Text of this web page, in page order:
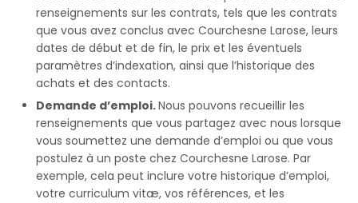
renseignements sur les contrats, tels que les contrats
que vous avez conclus avec Courchesne Larose, leurs
dates de début et de fin, le prix et les éventuels
paramètres d’indexation, ainsi que l’historique des
achats et des contacts.
Demande d’emploi.Nous pouvons recueillir les
renseignements que vous partagez avec nous lorsque
vous soumettez une demande d’emploi ou que vous
postulez à un poste chez Courchesne Larose. Par
exemple, cela peut inclure votre historique d’emploi,
votre curriculum vitæ, vos références, et les